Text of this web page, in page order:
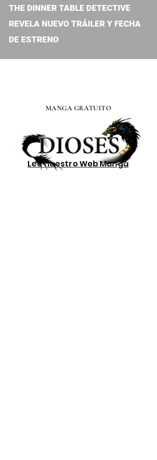
THE DINNER TABLE DETECTIVE
REVELA NUEVO TRÁILER Y FECHA
DE ESTRENO
Lee nuestroWeb Manga
MANGA GRATUITO